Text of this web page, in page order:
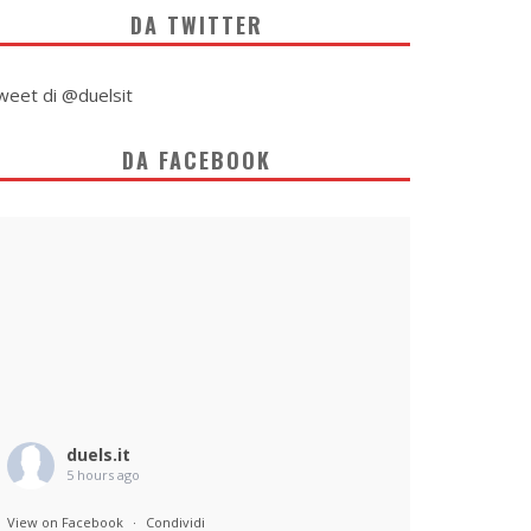
DA TWITTER
di @duelsit
DA FACEBOOK
duels.it
5 hours ago
View on Facebook · Condividi